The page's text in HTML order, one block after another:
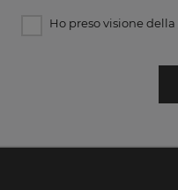
Ho preso visione della